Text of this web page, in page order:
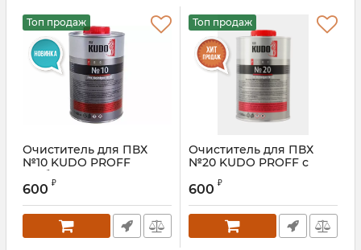
Топ продаж
Очиститель для ПВХ
№10 KUDO PROFF
слаборастворяющий,
1000 мл
600 ₽
Топ продаж
Очиститель для ПВХ
№20 KUDO PROFF с
нерастворяющий, 1000
600 ₽